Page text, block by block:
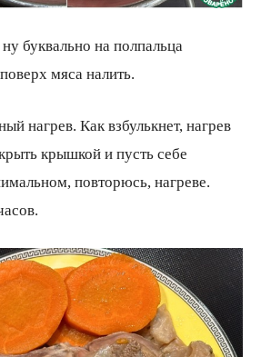
буквально на полпальца
мяса налить.
нагрев. Как взбулькнет, нагрев
крышкой и пусть себе
повторюсь, нагреве.